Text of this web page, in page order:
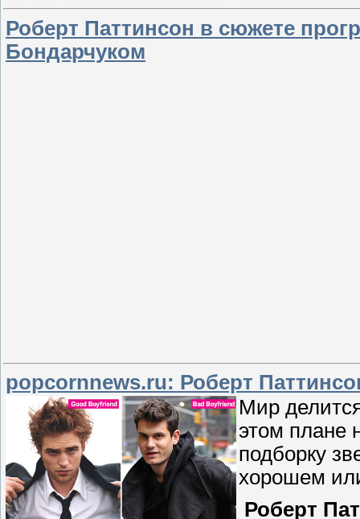
Роберт Паттинсон в сюжете
Бондарчуком
popcornnews.ru: Роберт
Мир
этом плане
подборку
хорошем
Роберт